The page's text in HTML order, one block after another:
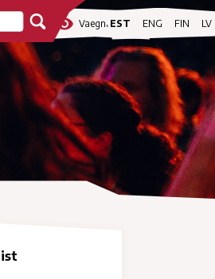
visibility Vaegnägijale
EST ENG FIN LV